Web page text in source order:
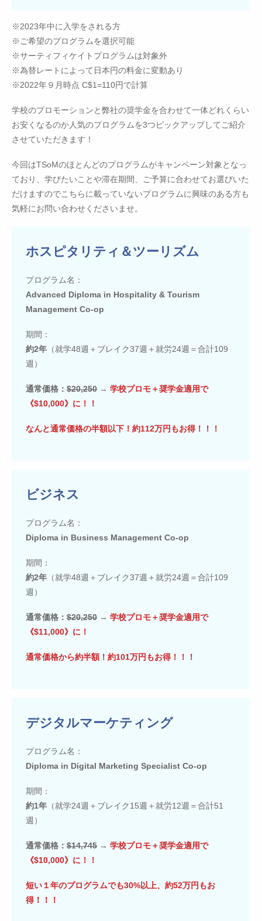
※2023年中に入学をされる方
※ご希望のプログラムを選択可能
※サーティフィケイトプログラムは対象外
※為替レートによって日本円の料金に変動あり
※2022年９月時点 C$1=110円で計算
学校のプロモーションと弊社の奨学金を合わせて一体どれくらい
お安くなるのか人気のプログラムを3つピックアップしてご紹介
させていただきます！
今回はTSoMのほとんどのプログラムがキャンペーン対象となっ
ており、学びたいことや滞在期間、ご予算に合わせてお選びいた
だけますのでこちらに載っていないプログラムに興味のある方も
気軽にお問い合わせくださいませ。
ホスピタリティ＆ツーリズム
プログラム名：
Advanced Diploma in Hospitality & Tourism
Management Co-op
期間：
約2年 （就学48週＋ブレイク37週＋就労24週＝合計109
週）
通常価格： $20,250 → 学校プロモ＋奨学金適用で
《$10,000》に！！
なんと通常価格の半額以下！約112万円もお得！！！
ビジネス
プログラム名：
Diploma in Business Management Co-op
期間：
約2年 （就学48週＋ブレイク37週＋就労24週＝合計109
週）
通常価格： $20,250 → 学校プロモ＋奨学金適用で
《$11,000》に！
通常価格から約半額！約101万円もお得！！！
デジタルマーケティング
プログラム名：
Diploma in Digital Marketing Specialist Co-op
期間：
約1年 （就学24週＋ブレイク15週＋就労12週＝合計51
週）
通常価格： $14,745 → 学校プロモ＋奨学金適用で
《$10,000》に！！
短い１年のプログラムでも30%以上、約52万円もお
得！！！